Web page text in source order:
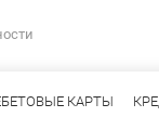
КАРТЫ